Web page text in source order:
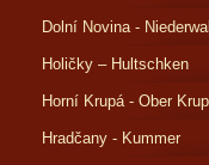
Dolní Novina -
Holičky – Hultschken
Horní Krupá - Ober
Hradčany - Kummer